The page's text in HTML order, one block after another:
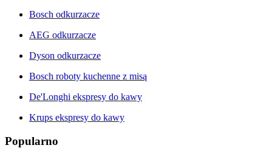
Bosch odkurzacze
AEG odkurzacze
Dyson odkurzacze
Bosch roboty kuchenne z misą
De'Longhi ekspresy do kawy
Krups ekspresy do kawy
Popularno